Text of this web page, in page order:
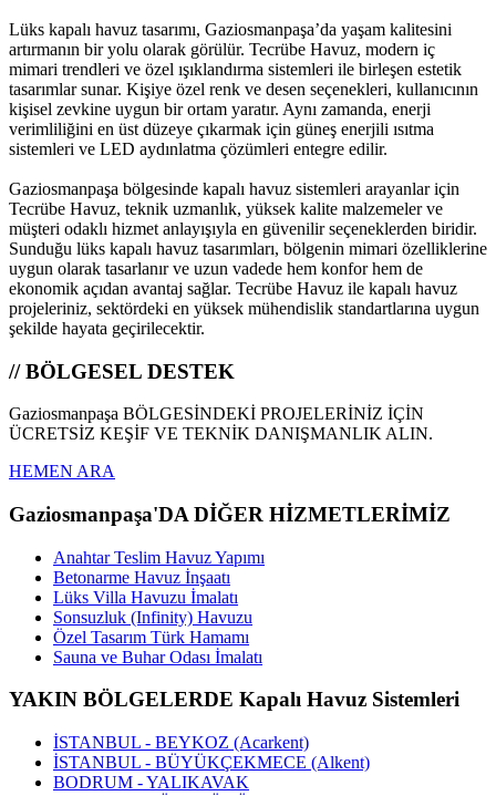
Lüks kapalı havuz tasarımı, Gaziosmanpaşa’da yaşam kalitesini
artırmanın bir yolu olarak görülür. Tecrübe Havuz, modern iç
mimari trendleri ve özel ışıklandırma sistemleri ile birleşen estetik
tasarımlar sunar. Kişiye özel renk ve desen seçenekleri, kullanıcının
kişisel zevkine uygun bir ortam yaratır. Aynı zamanda, enerji
verimliliğini en üst düzeye çıkarmak için güneş enerjili ısıtma
sistemleri ve LED aydınlatma çözümleri entegre edilir.
Gaziosmanpaşa bölgesinde kapalı havuz sistemleri arayanlar için
Tecrübe Havuz, teknik uzmanlık, yüksek kalite malzemeler ve
müşteri odaklı hizmet anlayışıyla en güvenilir seçeneklerden biridir.
Sunduğu lüks kapalı havuz tasarımları, bölgenin mimari özelliklerine
uygun olarak tasarlanır ve uzun vadede hem konfor hem de
ekonomik açıdan avantaj sağlar. Tecrübe Havuz ile kapalı havuz
projeleriniz, sektördeki en yüksek mühendislik standartlarına uygun
şekilde hayata geçirilecektir.
// BÖLGESEL DESTEK
Gaziosmanpaşa BÖLGESİNDEKİ PROJELERİNİZ İÇİN
ÜCRETSİZ KEŞİF VE TEKNİK DANIŞMANLIK ALIN.
HEMEN ARA
Gaziosmanpaşa'DA DİĞER HİZMETLERİMİZ
Anahtar Teslim Havuz Yapımı
Betonarme Havuz İnşaatı
Lüks Villa Havuzu İmalatı
Sonsuzluk (Infinity) Havuzu
Özel Tasarım Türk Hamamı
Sauna ve Buhar Odası İmalatı
YAKIN BÖLGELERDE Kapalı Havuz Sistemleri
İSTANBUL - BEYKOZ (Acarkent)
İSTANBUL - BÜYÜKÇEKMECE (Alkent)
BODRUM - YALIKAVAK